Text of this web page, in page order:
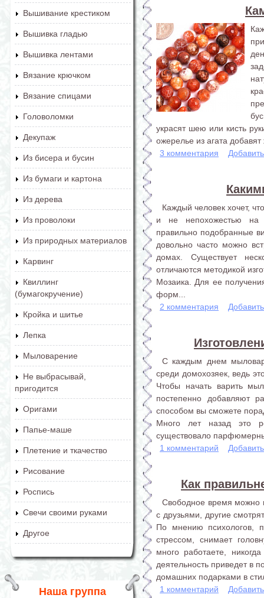
Вышивание крестиком
Вышивка гладью
Вышивка лентами
Вязание крючком
Вязание спицами
Головоломки
Декупаж
Из бисера и бусин
Из бумаги и картона
Из дерева
Из проволоки
Из природных материалов
Карвинг
Квиллинг
(бумагокручение)
Кройка и шитье
Лепка
Мыловарение
Не выбрасывай,
пригодится
Оригами
Папье-маше
Плетение и ткачество
Рисование
Роспись
Свечи своими руками
Другое
Наша группа
украсят шею или кисть
ожерелье из агата
3 комментария
Каждый человек хочет,
и не непохожестью на
правильно подобранные
довольно часто можно
домах. Существует
отличаются методикой
Мозаика. Для ее
форм...
2 комментария
С каждым днем
среди домохозяек, ведь
Чтобы начать варить
постепенно добавляют
способом вы сможете
Много лет назад это
существовало
1 комментарий
Как
Свободное время можно
с друзьями, другие
По мнению психологов,
стрессом, снимает
много работаете,
деятельность приведет в
домашних подарками в
1 комментарий